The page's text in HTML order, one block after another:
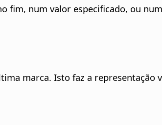
fim, num valor especificado, ou
marca. Isto faz a